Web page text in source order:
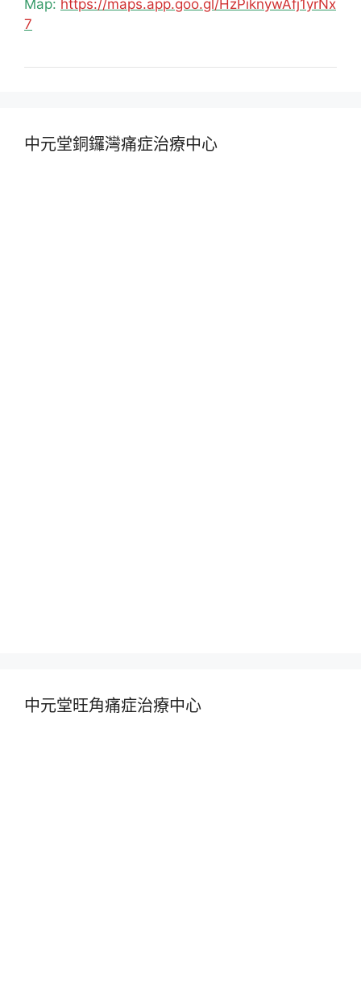
Map: https://maps.app.goo.gl/HzPiknywAfj1yrNx
7
中元堂銅鑼灣痛症治療中心
中元堂旺角痛症治療中心